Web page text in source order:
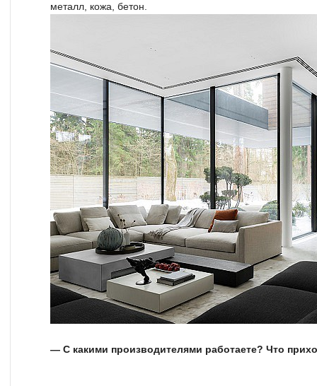
металл, кожа, бетон.
— С какими производителями работаете? Что